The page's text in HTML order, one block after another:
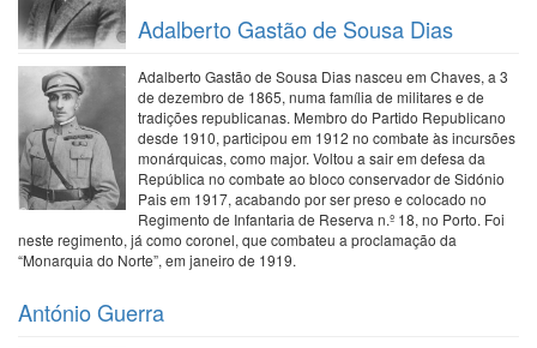
Adalberto Gastão de Sousa Dias
Adalberto Gastão de Sousa Dias nasceu em Chaves, a 3
de dezembro de 1865, numa família de militares e de
tradições republicanas. Membro do Partido Republicano
desde 1910, participou em 1912 no combate às incursões
monárquicas, como major. Voltou a sair em defesa da
República no combate ao bloco conservador de Sidónio
Pais em 1917, acabando por ser preso e colocado no
Regimento de Infantaria de Reserva n.º 18, no Porto. Foi
neste regimento, já como coronel, que combateu a proclamação da
“Monarquia do Norte”, em janeiro de 1919.
António Guerra